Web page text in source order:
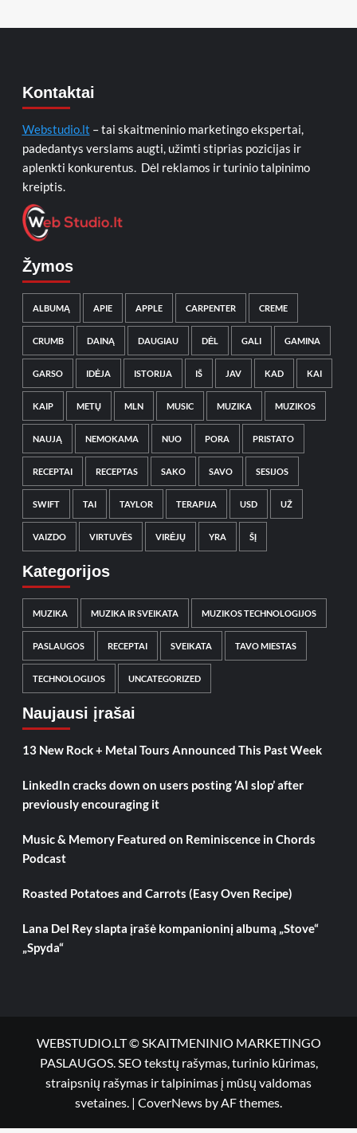
Kontaktai
Webstudio.lt – tai skaitmeninio marketingo ekspertai,
padedantys verslams augti, užimti stiprias pozicijas ir
aplenkti konkurentus. Dėl reklamos ir turinio talpinimo
kreiptis.
Žymos
ALBUMĄ APIE APPLE CARPENTER CREME
CRUMB DAINĄ DAUGIAU DĖL GALI GAMINA
GARSO IDĖJA ISTORIJA IŠ JAV KAD KAI
KAIP METŲ MLN MUSIC MUZIKA MUZIKOS
NAUJĄ NEMOKAMA NUO PORA PRISTATO
RECEPTAI RECEPTAS SAKO SAVO SESIJOS
SWIFT TAI TAYLOR TERAPIJA USD UŽ
VAIZDO VIRTUVĖS VIRĖJŲ YRA ŠĮ
Kategorijos
MUZIKA MUZIKA IR SVEIKATA MUZIKOS TECHNOLOGIJOS
PASLAUGOS RECEPTAI SVEIKATA TAVO MIESTAS
TECHNOLOGIJOS UNCATEGORIZED
Naujausi įrašai
13 New Rock + Metal Tours Announced This Past Week
LinkedIn cracks down on users posting ‘AI slop’ after
previously encouraging it
Music & Memory Featured on Reminiscence in Chords
Podcast
Roasted Potatoes and Carrots (Easy Oven Recipe)
Lana Del Rey slapta įrašė kompanioninį albumą „Stove“
„Spyda“
WEBSTUDIO.LT © SKAITMENINIO MARKETINGO
PASLAUGOS. SEO tekstų rašymas, turinio kūrimas,
straipsnių rašymas ir talpinimas į mūsų valdomas
svetaines. | CoverNews by AF themes.